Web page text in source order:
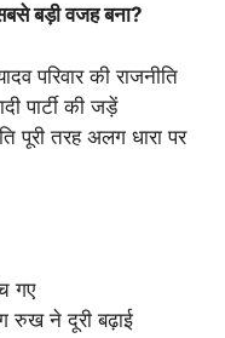
बड़ीवजहबना?
परिवार की राजनीति
पार्टी की जड़ें
पूरी तरह अलग धारा पर
गए
रुख ने दूरी बढ़ाई